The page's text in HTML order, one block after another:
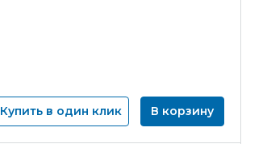
Купить в один клик В корзину